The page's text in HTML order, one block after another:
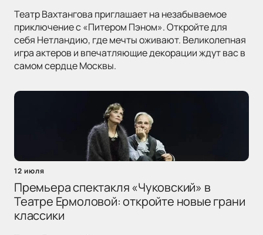
Театр Вахтангова приглашает на незабываемое
приключение с «Питером Пэном». Откройте для
себя Нетландию, где мечты оживают. Великолепная
игра актеров и впечатляющие декорации ждут вас в
самом сердце Москвы.
12 июля
Премьера спектакля «Чуковский» в
Театре Ермоловой: откройте новые грани
классики